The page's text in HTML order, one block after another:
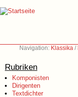
Navigation: Klassika /
Rubriken
Komponisten
Dirigenten
Textdichter